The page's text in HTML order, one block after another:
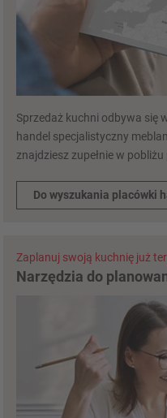
Sprzedaż kuchni odbywa się
handel specjalistyczny
znajdziesz zupełnie w
Do wyszukania placówki
Zaplanuj swoją kuchnię już
Narzędzia do